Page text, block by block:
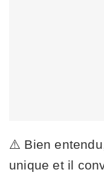
⚠️ Bien
unique et il